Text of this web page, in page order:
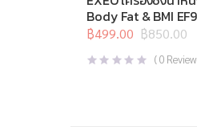
เครื่องชั่งน้ำหนักวัดไขมัน
Body Fat & BMI
฿850.00
Original
price
was:
฿499.00
Current
price
is:
(0